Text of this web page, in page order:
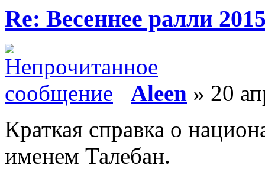
Re: Весеннее ралли
Aleen » 20
Краткая справка о
именем Талебан.